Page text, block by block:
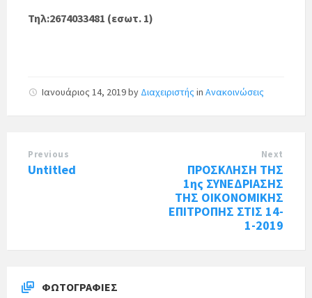
Τηλ:2674033481 (εσωτ. 1)
Ιανουάριος 14, 2019by Διαχειριστής in Ανακοινώσεις
Previous
Untitled
Next
ΠΡΟΣΚΛΗΣΗ ΤΗΣ
1ης ΣΥΝΕΔΡΙΑΣΗΣ
ΤΗΣ ΟΙΚΟΝΟΜΙΚΗΣ
ΕΠΙΤΡΟΠΗΣ ΣΤΙΣ 14-
1-2019
ΦΩΤΟΓΡΑΦΊΕΣ